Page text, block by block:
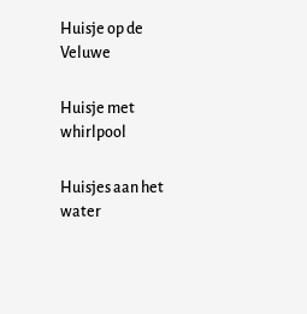
Huisje op de
Veluwe
Huisje met
whirlpool
Huisjes aan het
water